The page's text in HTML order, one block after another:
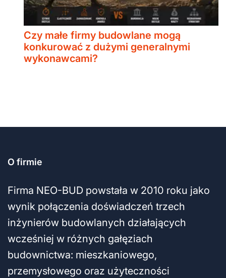
Czy małe firmy budowlane mogą
konkurować z dużymi generalnymi
wykonawcami?
O firmie
Firma NEO-BUD powstała w 2010 roku jako
wynik połączenia doświadczeń trzech
inżynierów budowlanych działających
wcześniej w różnych gałęziach
budownictwa: mieszkaniowego,
przemysłowego oraz użyteczności